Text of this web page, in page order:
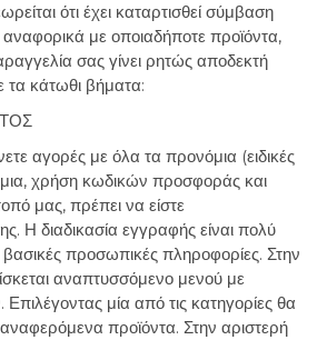
ότι έχει καταρτισθεί σύμβαση
με οποιαδήποτε προϊόντα,
σας γίνει ρητώς αποδεκτή
κάτωθι βήματα:
αγορές με όλα τα προνόμια (ειδικές
χρήση κωδικών προσφοράς και
μας, πρέπει να είστε
Η διαδικασία εγγραφής είναι πολύ
προσωπικές πληροφορίες. Στην
αναπτυσσόμενο μενού με
μία από τις κατηγορίες θα
αναφερόμενα προϊόντα. Στην αριστερή